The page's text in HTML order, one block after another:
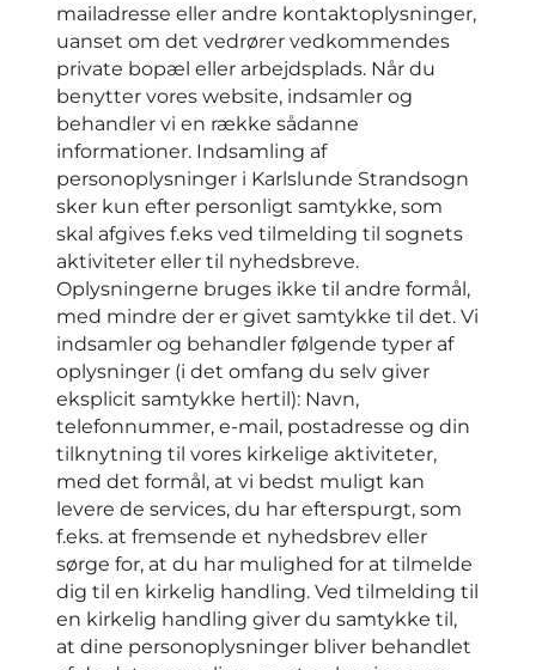
mailadresse eller andre kontaktoplysninger,
uanset om det vedrører vedkommendes
private bopæl eller arbejdsplads. Når du
benytter vores website, indsamler og
behandler vi en række sådanne
informationer. Indsamling af
personoplysninger i Karlslunde Strandsogn
sker kun efter personligt samtykke, som
skal afgives f.eks ved tilmelding til sognets
aktiviteter eller til nyhedsbreve.
Oplysningerne bruges ikke til andre formål,
med mindre der er givet samtykke til det. Vi
indsamler og behandler følgende typer af
oplysninger (i det omfang du selv giver
eksplicit samtykke hertil): Navn,
telefonnummer, e-mail, postadresse og din
tilknytning til vores kirkelige aktiviteter,
med det formål, at vi bedst muligt kan
levere de services, du har efterspurgt, som
f.eks. at fremsende et nyhedsbrev eller
sørge for, at du har mulighed for at tilmelde
dig til en kirkelig handling. Ved tilmelding til
en kirkelig handling giver du samtykke til,
at dine personoplysninger bliver behandlet